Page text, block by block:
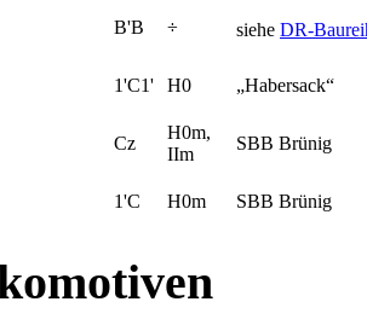
B'B ÷ siehe DR-
1'C1' H0 „Habersack“
Cz
H0m,
IIm
SBB Brünig
1'C H0m SBB Brünig